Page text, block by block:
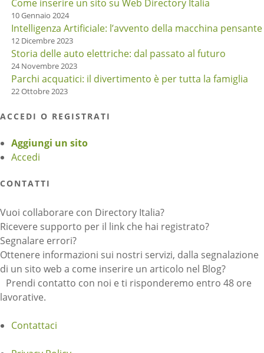
Come inserire un sito su Web Directory Italia
10 Gennaio 2024
Intelligenza Artificiale: l’avvento della macchina pensante
12 Dicembre 2023
Storia delle auto elettriche: dal passato al futuro
24 Novembre 2023
Parchi acquatici: il divertimento è per tutta la famiglia
22 Ottobre 2023
ACCEDI O REGISTRATI
Aggiungi un sito
Accedi
CONTATTI
Vuoi collaborare con Directory Italia?
Ricevere supporto per il link che hai registrato?
Segnalare errori?
Ottenere informazioni sui nostri servizi, dalla segnalazione
di un sito web a come inserire un articolo nel Blog?
Prendi contatto con noi e ti risponderemo entro 48 ore
lavorative.
Contattaci